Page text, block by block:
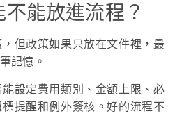
能放進流程？
但政策如果只放在文件裡，最
記憶。
設定費用類別、金額上限、必
提醒和例外簽核。好的流程不